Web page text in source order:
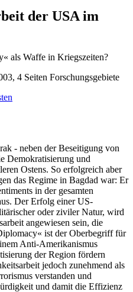
der USA im
als Waffe in Kriegszeiten?
4 Seiten Forschungsgebiete
- neben der Beseitigung von
Demokratisierung und
Ostens. So erfolgreich aber
das Regime in Bagdad war: Er
in der gesamten
Der Erfolg einer US-
oder ziviler Natur, wird
angewiesen sein, die
ist der Oberbegriff für
Anti-Amerikanismus
der Region fördern
jedoch zunehmend als
verstanden und
und damit die Effizienz